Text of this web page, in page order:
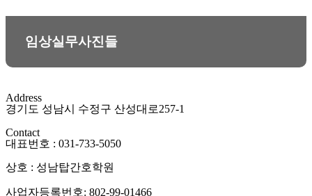
임상실무사진들
Address
경기도 성남시 수정구 산성대로257-1
Contact
대표번호 : 031-733-5050
상호 : 성남탑간호학원
사업자등록번호: 802-99-01466